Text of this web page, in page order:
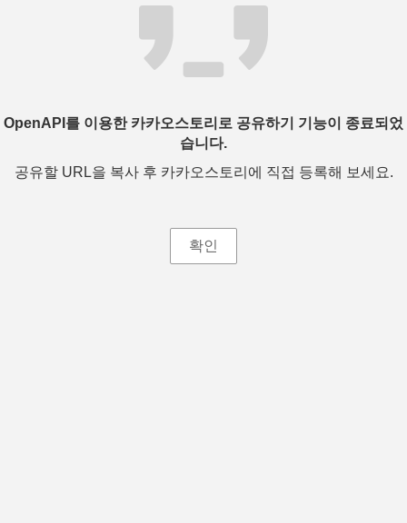
OpenAPI를 이용한 카카오스토리로 공유하기 기능이 종료되었
습니다.
공유할 URL을 복사 후 카카오스토리에 직접 등록해 보세요.
확인